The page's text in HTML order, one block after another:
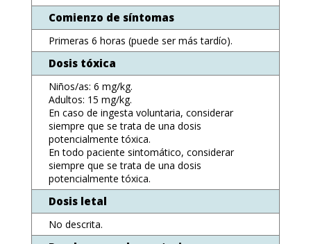
Comienzo de síntomas
Primeras 6 horas (puede ser más tardío).
Dosis tóxica
Niños/as: 6 mg/kg.
Adultos: 15 mg/kg.
En caso de ingesta voluntaria, considerar
siempre que se trata de una dosis
potencialmente tóxica.
En todo paciente sintomático, considerar
siempre que se trata de una dosis
potencialmente tóxica.
Dosis letal
No descrita.